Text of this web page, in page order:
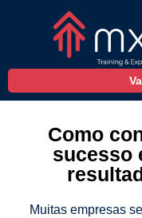
Como
sucesso
Muitas empresas